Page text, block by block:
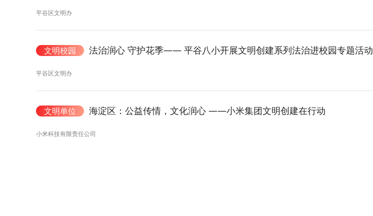
平谷区文明办
文明校园 法治润心 守护花季—— 平谷八小开展文明创建系列法治进校园专题活动
平谷区文明办
文明单位 海淀区：公益传情，文化润心 ——小米集团文明创建在行动
小米科技有限责任公司